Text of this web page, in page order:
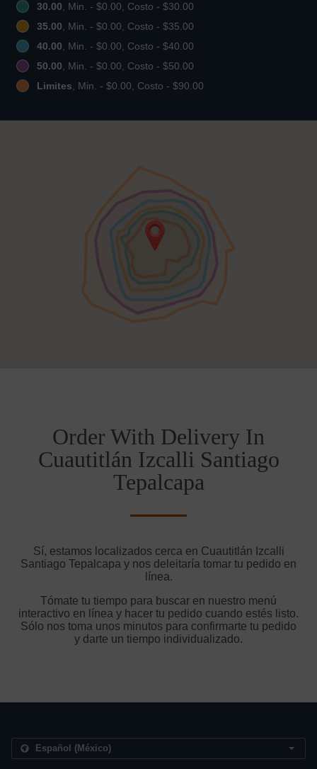
30.00, Min. - $0.00, Costo - $30.00
35.00, Min. - $0.00, Costo - $35.00
40.00, Min. - $0.00, Costo - $40.00
50.00, Min. - $0.00, Costo - $50.00
Limites, Min. - $0.00, Costo - $90.00
Order With Delivery In
Cuautitlán Izcalli Santiago
Tepalcapa
Sí, estamos localizados cerca en Cuautitlán Izcalli
Santiago Tepalcapa y nos deleitaría tomar tu pedido en
línea.
Tómate tu tiempo para buscar en nuestro menú
interactivo en línea y hacer tu pedido cuando estés listo.
Sólo nos toma unos minutos para confirmarte tu pedido
y darte un tiempo individualizado.